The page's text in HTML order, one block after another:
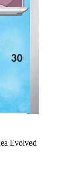
Evolved